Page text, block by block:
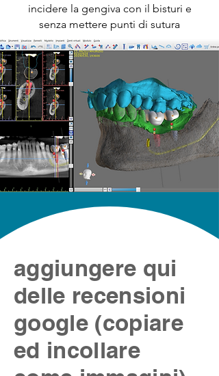
incidere la gengiva con il bisturi e
senza mettere punti di sutura
aggiungere qui
delle recensioni
google (copiare
ed incollare